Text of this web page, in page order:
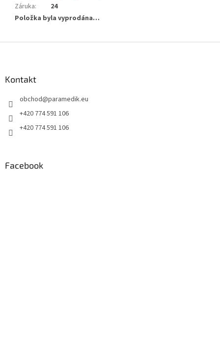
Záruka:
24
Položka byla vyprodána…
Kontakt
obchod@paramedik.eu
+420 774 591 106
+420 774 591 106
Facebook